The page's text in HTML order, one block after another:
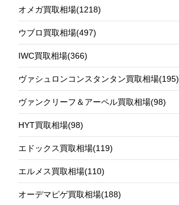
オメガ買取相場(1218)
ウブロ買取相場(497)
IWC買取相場(366)
ヴァシュロンコンスタンタン買取相場(195)
ヴァンクリーフ＆アーペル買取相場(98)
HYT買取相場(98)
エドックス買取相場(119)
エルメス買取相場(110)
オーデマピゲ買取相場(188)